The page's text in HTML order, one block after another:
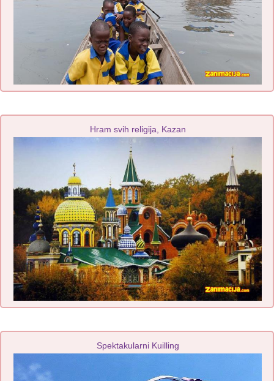
Hram svih religija, Kazan
Spektakularni Kuilling